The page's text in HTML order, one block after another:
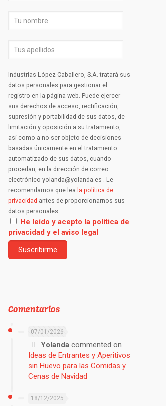
Industrias López Caballero, S.A. tratará sus
datos personales para gestionar el
registro en la página web. Puede ejercer
sus derechos de acceso, rectificación,
supresión y portabilidad de sus datos, de
limitación y oposición a su tratamiento,
así como a no ser objeto de decisiones
basadas únicamente en el tratamiento
automatizado de sus datos, cuando
procedan, en la dirección de correo
electrónico yolanda@yolanda.es . Le
recomendamos que lea la política de
privacidad antes de proporcionarnos sus
datos personales.
He leído y acepto la política de
privacidad y el aviso legal
Comentarios
07/01/2026
Yolandacommented on
Ideas de Entrantes y Aperitivos
sin Huevo para las Comidas y
Cenas de Navidad
18/12/2025